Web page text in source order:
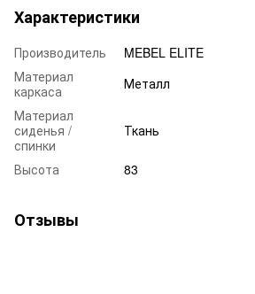
Характеристики
Производитель
MEBEL ELITE
Материал
каркаса
Металл
Материал
сиденья /
спинки
Ткань
Высота 83
Отзывы